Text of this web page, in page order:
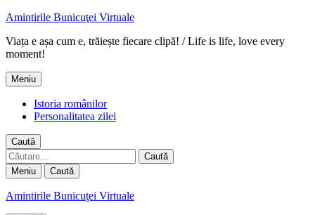
Amintirile Bunicuţei Virtuale
Viața e așa cum e, trăiește fiecare clipă! / Life is life, love every
moment!
Meniu
Istoria românilor
Personalitatea zilei
Caută
Caută
după:
Meniu Caută
Amintirile Bunicuţei Virtuale